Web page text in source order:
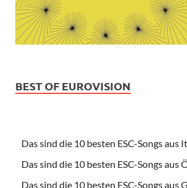
BEST OF EUROVISION
Das sind die 10 besten ESC-Songs aus
Das sind die 10 besten ESC-Songs aus
Das sind die 10 besten ESC-Songs aus